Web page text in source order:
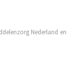
Nederland en